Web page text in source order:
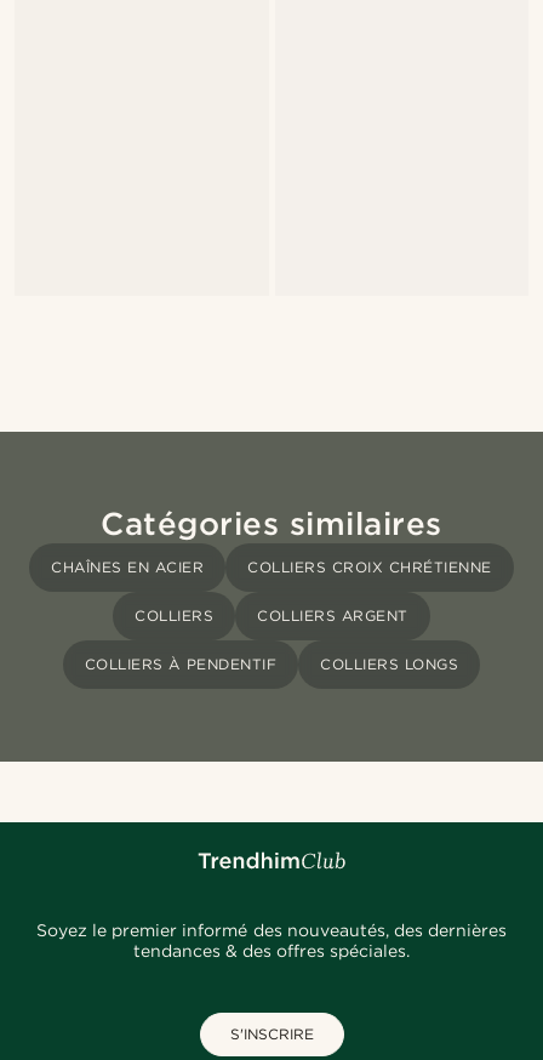
Catégories similaires
CHAÎNES EN ACIER COLLIERS CROIX CHRÉTIENNE
COLLIERS COLLIERS ARGENT
COLLIERS À PENDENTIF COLLIERS LONGS
Soyez le premier informé des nouveautés, des dernières
tendances & des offres spéciales.
S'INSCRIRE